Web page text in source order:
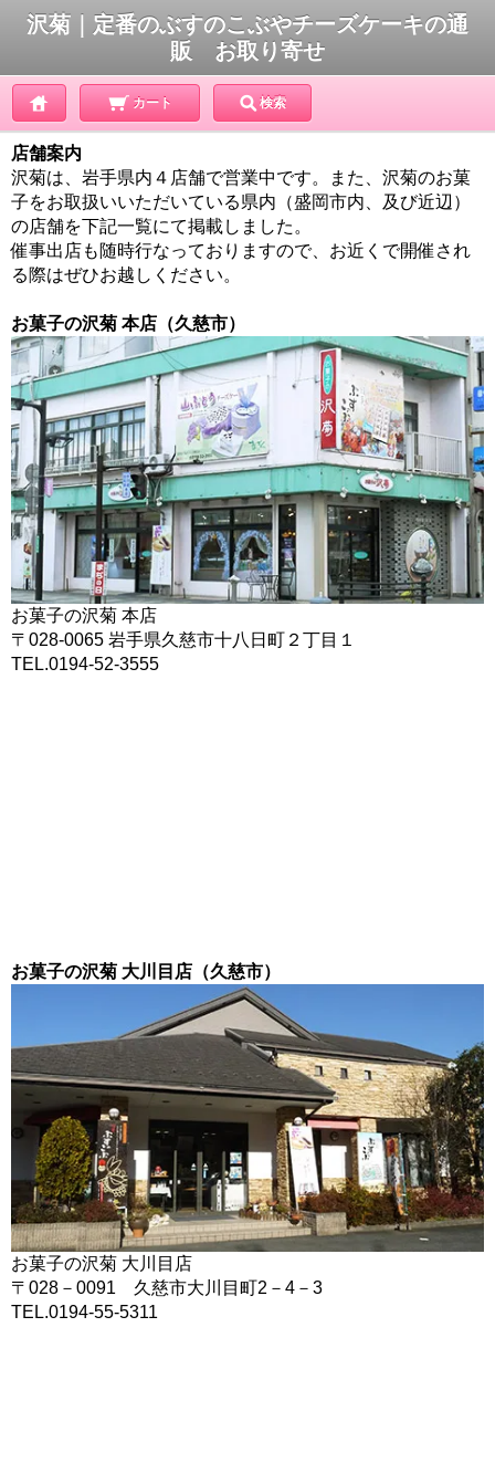
沢菊｜定番のぶすのこぶやチーズケーキの通
販 お取り寄せ
カート 検索
店舗案内
沢菊は、岩手県内４店舗で営業中です。また、沢菊のお菓
子をお取扱いいただいている県内（盛岡市内、及び近辺）
の店舗を下記一覧にて掲載しました。
催事出店も随時行なっておりますので、お近くで開催され
る際はぜひお越しください。
お菓子の沢菊 本店（久慈市）
お菓子の沢菊 本店
〒028-0065 岩手県久慈市十八日町２丁目１
TEL.0194-52-3555
お菓子の沢菊 大川目店（久慈市）
お菓子の沢菊 大川目店
〒028－0091 久慈市大川目町2－4－3
TEL.0194-55-5311